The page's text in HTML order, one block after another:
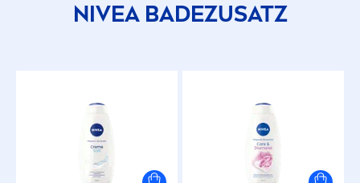
NIVEABADEZUSATZ